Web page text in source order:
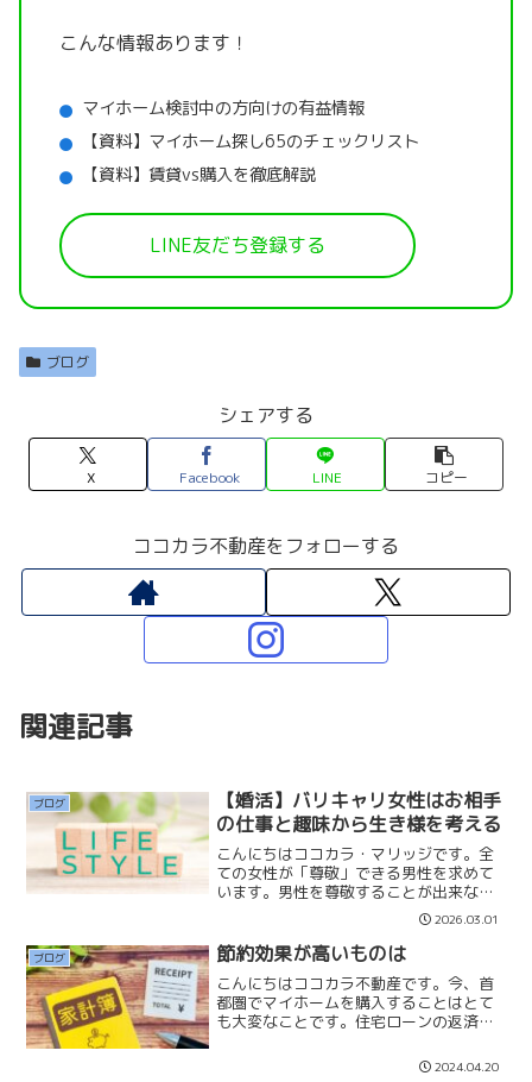
こんな情報あります！
マイホーム検討中の方向けの有益情報
【資料】マイホーム探し65のチェックリスト
【資料】賃貸vs購入を徹底解説
LINE友だち登録する
ブログ
シェアする
X Facebook LINE コピー
ココカラ不動産をフォローする
関連記事
ブログ
【婚活】バリキャリ女性はお相手
の仕事と趣味から生き様を考える
こんにちはココカラ・マリッジです。全
ての女性が「尊敬」できる男性を求めて
います。男性を尊敬することが出来なけ
れば、交際もすぐに終了してしまいま
す。特に仕事ができて、高収入なバリキ
ャリ女性のお相手探しは尊敬のハードル
も高くなり難航してしまいま...
2026.03.01
ブログ 節約効果が高いものは
こんにちはココカラ不動産です。今、首
都圏でマイホームを購入することはとて
も大変なことです。住宅ローンの返済は
ながら、節約もしていかなければいけな
2024.04.20